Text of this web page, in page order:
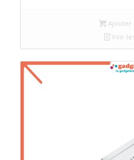
Ajouter
Voir